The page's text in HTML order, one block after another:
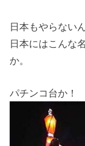
日本もやらない
日本にはこんな
か。
パチンコ台か！